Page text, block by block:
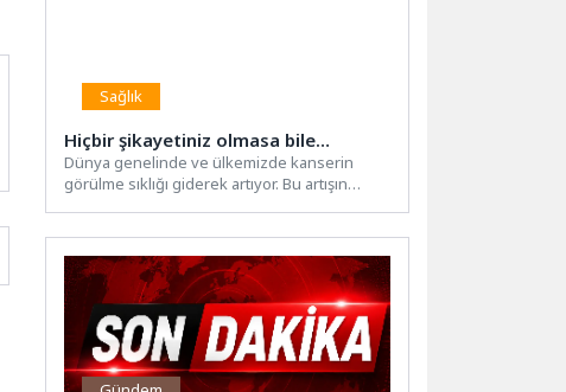
Sağlık
Hiçbir şikayetiniz olmasa bile…
Dünya genelinde ve ülkemizde kanserin
görülme sıklığı giderek artıyor. Bu artışın